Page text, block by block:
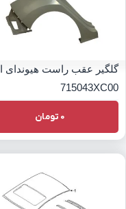
گلگیر عقب راست هیوندای
715043XC00
0 تومان